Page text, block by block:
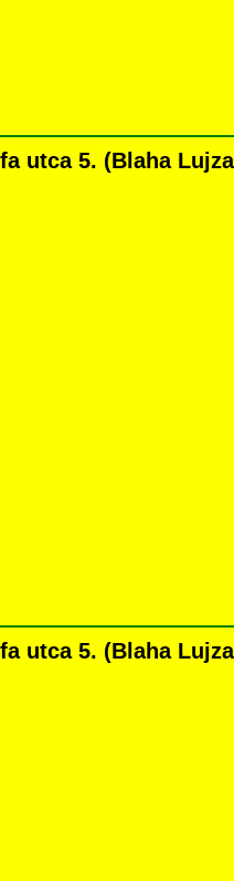
utca 5. (Blaha
utca 5. (Blaha